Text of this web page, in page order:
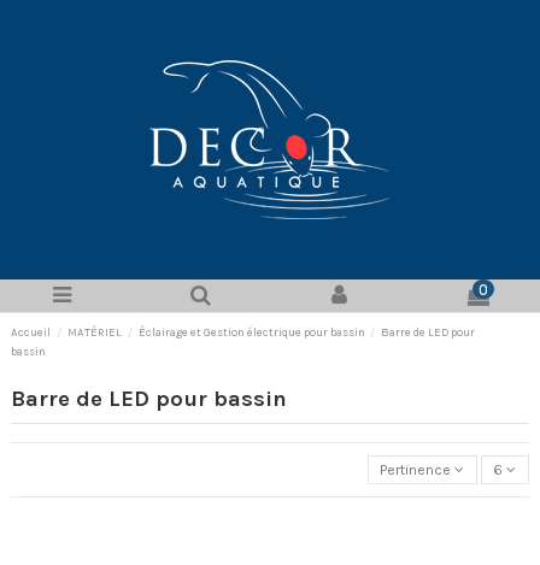
0
Accueil MATÉRIEL Éclairage et Gestion électrique pour bassin
Barre de LED pour
bassin
Barre de LED pour bassin
Pertinence 6